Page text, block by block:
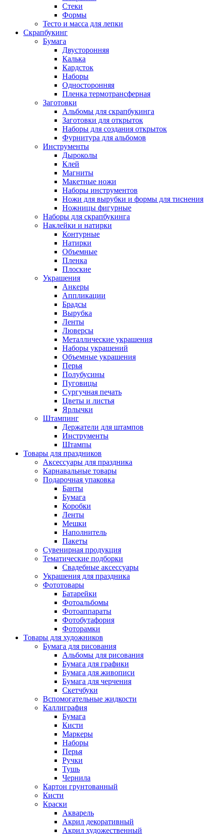
Стеки
Формы
Тесто и масса для лепки
Скрапбукинг
Бумага
Двусторонняя
Калька
Кардсток
Наборы
Односторонняя
Пленка термотрансферная
Заготовки
Альбомы для скрапбукинга
Заготовки для открыток
Наборы для создания открыток
Фурнитура для альбомов
Инструменты
Дыроколы
Клей
Магниты
Макетные ножи
Наборы инструментов
Ножи для вырубки и формы для тиснения
Ножницы фигурные
Наборы для скрапбукинга
Наклейки и натирки
Контурные
Натирки
Объемные
Пленка
Плоские
Украшения
Анкеры
Аппликации
Брадсы
Вырубка
Ленты
Люверсы
Металлические украшения
Наборы украшений
Объемные украшения
Перья
Полубусины
Пуговицы
Сургучная печать
Цветы и листья
Ярлычки
Штампинг
Держатели для штампов
Инструменты
Штампы
Товары для праздников
Аксессуары для праздника
Карнавальные товары
Подарочная упаковка
Банты
Бумага
Коробки
Ленты
Мешки
Наполнитель
Пакеты
Сувенирная продукция
Тематические подборки
Свадебные аксессуары
Украшения для праздника
Фототовары
Батарейки
Фотоальбомы
Фотоаппараты
Фотобутафория
Фоторамки
Товары для художников
Бумага для рисования
Альбомы для рисования
Бумага для графики
Бумага для живописи
Бумага для черчения
Скетчбуки
Вспомогательные жидкости
Каллиграфия
Бумага
Кисти
Маркеры
Наборы
Перья
Ручки
Тушь
Чернила
Картон грунтованный
Кисти
Краски
Акварель
Акрил декоративный
Акрил художественный